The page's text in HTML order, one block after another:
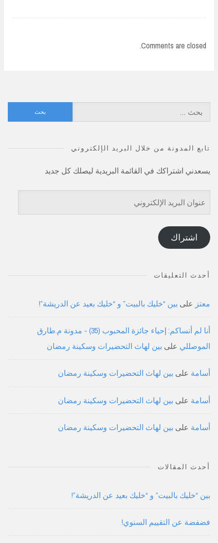
Comments are closed.
عن:
تابع المدونة من خلال البريد الإلكتروني
يسعدني اشتراكك في القائمة البريدية ليصلك كل جديد
عنوان
البريد
الإلكتروني
اشتراك
أحدث التعليقات
معتز على بين “خليك بالبيت” و “خليك بعيد عن الدريشة”!
أنا لم أنساكم: إحياء جائزة المحبوب (35) - مدونة م.طارق
الموصللي على بين لهاث التحضيرات وسكينة رمضان
أسامة على بين لهاث التحضيرات وسكينة رمضان
أسامة على بين لهاث التحضيرات وسكينة رمضان
أسامة على بين لهاث التحضيرات وسكينة رمضان
أحدث المقالات
بين “خليك بالبيت” و “خليك بعيد عن الدريشة”!
فضفضة عن التقييم السنوي!